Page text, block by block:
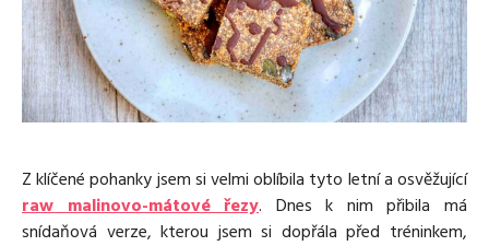
Excentrické posilování
Domácí HYROX
Cvičení do kanceláře
Desetiminutovka
„Retro“ sestavy ze staré Rutiny
Aktivní uvolnění
Meditace
TRX
Polévky
Nápoje
Ostatní recepty
Co je Rutina?
Pro koho je Rutina?
Nejčastější dotazy
Kontakt
Z klíčené pohanky jsem si velmi oblíbila tyto letní a osvěžující
raw malinovo-mátové řezy. Dnes k nim přibila má
snídaňová verze, kterou jsem si dopřála před tréninkem,